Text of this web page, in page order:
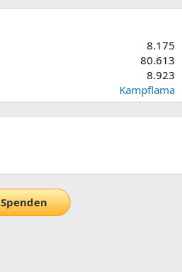
8.175
80.613
8.923
Kampflama
Spenden